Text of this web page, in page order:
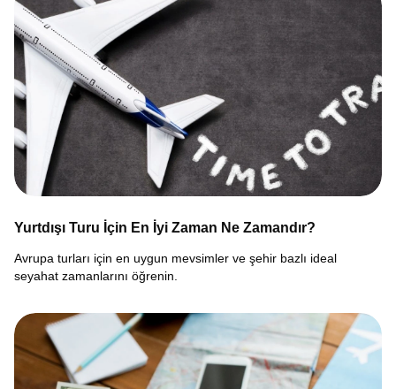
Yurtdışı Turu İçin En İyi Zaman Ne Zamandır?
Avrupa turları için en uygun mevsimler ve şehir bazlı ideal
seyahat zamanlarını öğrenin.